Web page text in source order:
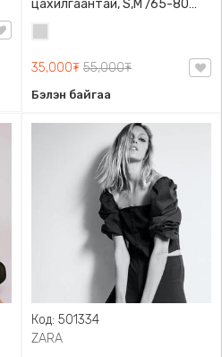
цахилгаантай, S,M /65-80
кг/, H&M, 0852614006,
Даавуу
35,000₮ 55,000₮
Бэлэн байгаа
Код: 501334
ZARA